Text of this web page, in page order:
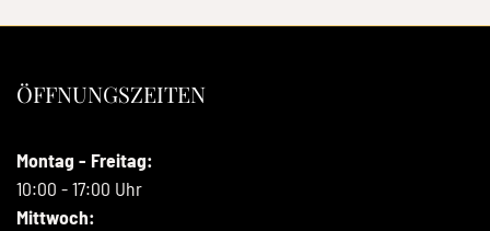
ÖFFNUNGSZEITEN
Montag - Freitag:
10:00 - 17:00 Uhr
Mittwoch: